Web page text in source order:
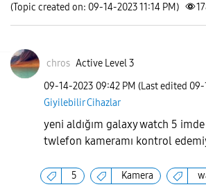
(Topic created on: 09-14-2023 11:14 PM)
chros Active Level 3
‎09-14-2023 09:42 PM (Last edited ‎09-
Giyilebilir Cihazlar
yeni aldığım galaxy watch 5
twlefon kameramı kontrol
5 Kamera